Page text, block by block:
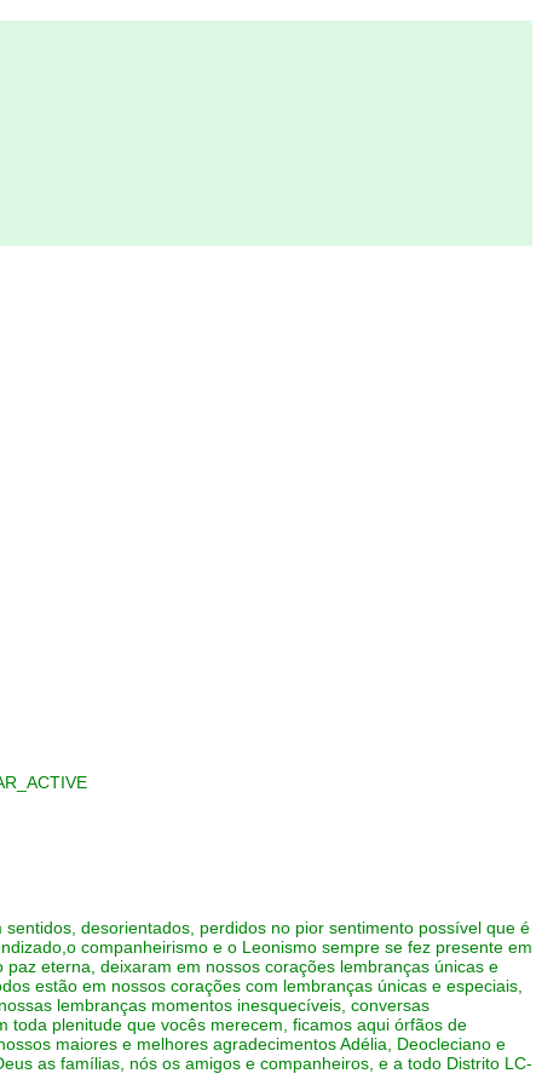
desorientados, perdidos no pior sentimento possível que é
companheirismo e o Leonismo sempre se fez presente em
eterna, deixaram em nossos corações lembranças únicas e
estão em nossos corações com lembranças únicas e especiais,
lembranças momentos inesquecíveis, conversas
toda plenitude que vocês merecem, ficamos aqui órfãos de
maiores e melhores agradecimentos Adélia, Deocleciano e
as famílias, nós os amigos e companheiros, e a todo Distrito LC-